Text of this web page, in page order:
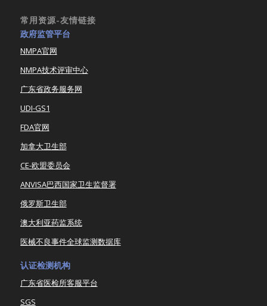
常用资源-友情链接
政府监管平台
NMPA官网
NMPA技术评审中心
广东省政务服务网
UDI-GS1
FDA官网
加拿大卫生部
CE-欧盟委员会
ANVISA巴西国家卫生监督署
俄罗斯卫生部
澳大利亚药监系统
医械不良事件全球监测数据库
认证检测机构
广东省医检所客服平台
SGS